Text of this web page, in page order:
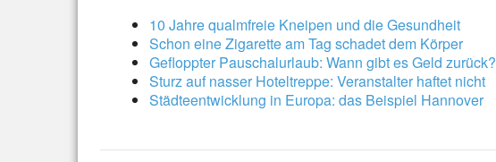
10 Jahre qualmfreie Kneipen und die Gesundheit
Schon eine Zigarette am Tag schadet dem Körper
Gefloppter Pauschalurlaub: Wann gibt es Geld zurück?
Sturz auf nasser Hoteltreppe: Veranstalter haftet nicht
Städteentwicklung in Europa: das Beispiel Hannover